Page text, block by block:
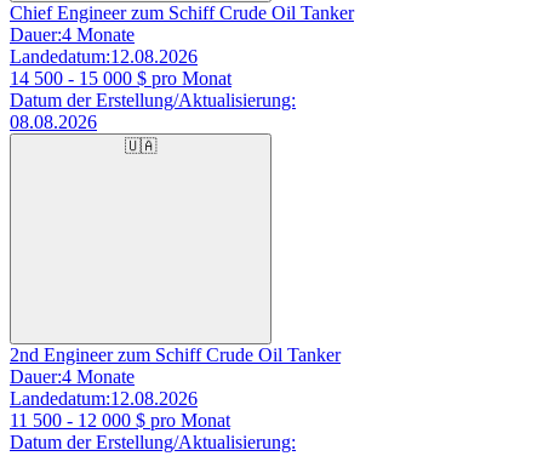
Chief Engineer zum Schiff Crude Oil Tanker
Dauer:4 Monate
Landedatum:12.08.2026
14 500 - 15 000 $ pro Monat
Datum der Erstellung/Aktualisierung:
08.08.2026
🇺🇦
2nd Engineer zum Schiff Crude Oil Tanker
Dauer:4 Monate
Landedatum:12.08.2026
11 500 - 12 000 $ pro Monat
Datum der Erstellung/Aktualisierung: